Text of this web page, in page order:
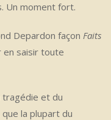
Un moment fort.
Depardon façon Faits
en saisir toute
tragédie et du
la plupart du